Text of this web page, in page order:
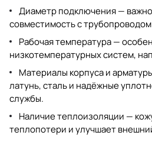
Диаметр подключения —
совместимость с
Рабочая температура —
низкотемпературных систем,
Материалы корпуса и
латунь, сталь и надёжные
службы.
Наличие теплоизоляции —
теплопотери и улучшает